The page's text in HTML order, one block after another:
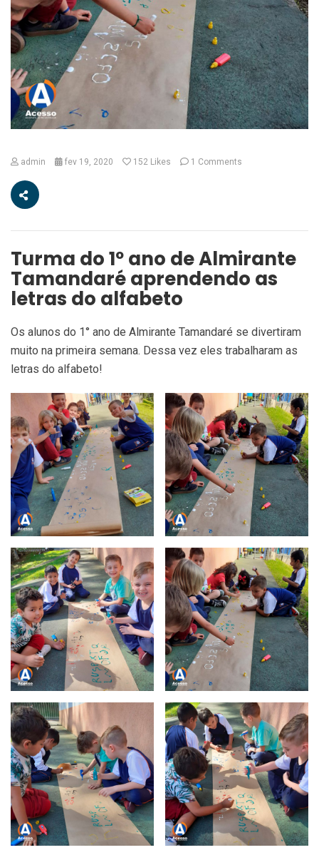
admin fev 19, 2020 152 Likes 1 Comments
Turma do 1º ano de Almirante
Tamandaré aprendendo as
letras do alfabeto
Os alunos do 1° ano de Almirante Tamandaré se divertiram
muito na primeira semana. Dessa vez eles trabalharam as
letras do alfabeto!